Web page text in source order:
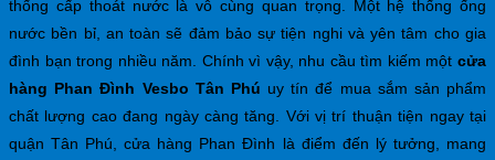
thống cấp thoát nước là vô cùng quan trọng. Một hệ thống ống
nước bền bỉ, an toàn sẽ đảm bảo sự tiện nghi và yên tâm cho gia
đình bạn trong nhiều năm. Chính vì vậy, nhu cầu tìm kiếm một cửa
hàng Phan Đình Vesbo Tân Phú uy tín để mua sắm sản phẩm
chất lượng cao đang ngày càng tăng. Với vị trí thuận tiện ngay tại
quận Tân Phú, cửa hàng Phan Đình là điểm đến lý tưởng, mang